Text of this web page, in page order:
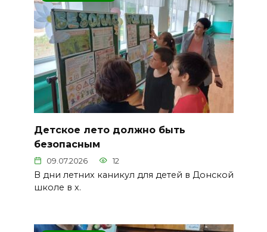
Детское лето должно быть
безопасным
09.07.2026 12
В дни летних каникул для детей в Донской
школе в х.